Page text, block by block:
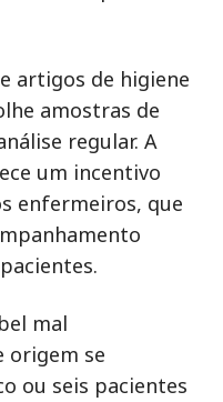
artigos de higiene
amostras de
regular. A
um incentivo
enfermeiros, que
mal
origem se
ou seis pacientes